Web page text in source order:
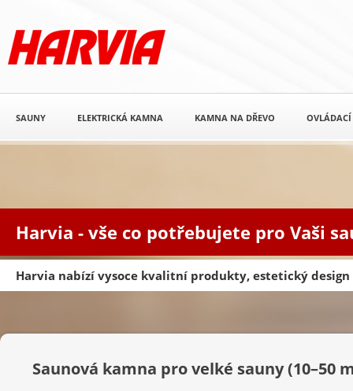
Harvia - vše co potřebujete pro Vaši
Harvia nabízí vysoce kvalitní produkty, estetický design
SAUNY ELEKTRICKÁ KAMNA KAMNA NA DŘEVO OVLÁDACÍ
Saunová kamna pro velké sauny (10–50